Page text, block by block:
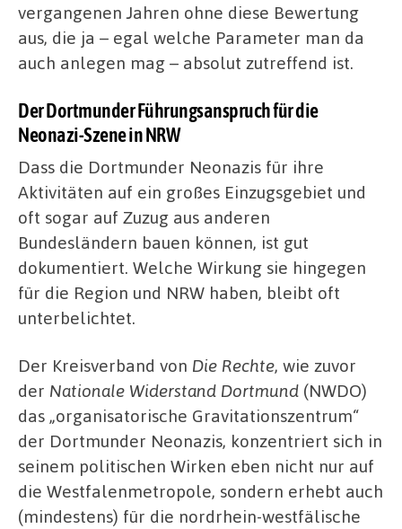
vergangenen Jahren ohne diese Bewertung
aus, die ja – egal welche Parameter man da
auch anlegen mag – absolut zutreffend ist.
Der Dortmunder Führungsanspruch für die
Neonazi-Szene in NRW
Dass die Dortmunder Neonazis für ihre
Aktivitäten auf ein großes Einzugsgebiet und
oft sogar auf Zuzug aus anderen
Bundesländern bauen können, ist gut
dokumentiert. Welche Wirkung sie hingegen
für die Region und NRW haben, bleibt oft
unterbelichtet.
Der Kreisverband von Die Rechte, wie zuvor
der Nationale Widerstand Dortmund (NWDO)
das „organisatorische Gravitationszentrum“
der Dortmunder Neonazis, konzentriert sich in
seinem politischen Wirken eben nicht nur auf
die Westfalenmetropole, sondern erhebt auch
(mindestens) für die nordrhein-westfälische